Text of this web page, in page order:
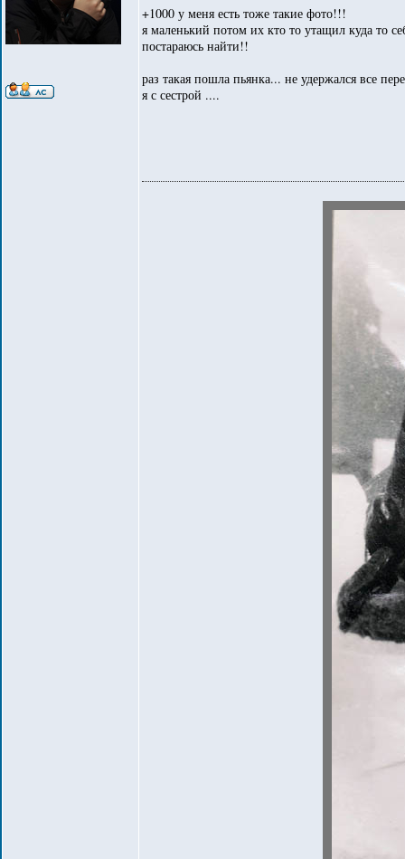
+1000 у меня есть тоже такие фото!!!
я маленький потом их кто то утащил куда то
постараюсь найти!!
раз такая пошла пьянка... не удержался все
я с сестрой ....